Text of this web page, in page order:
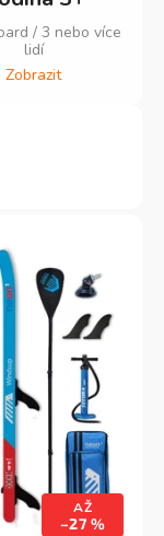
/ 3 nebo více
lidí
Zobrazit
AŽ
–27 %